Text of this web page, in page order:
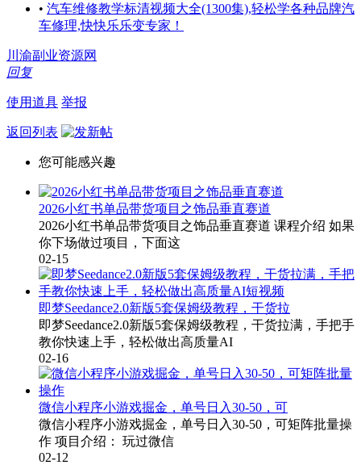
• 汽车维修教学标清视频大全(1300集),轻松学各种品牌汽
车修理,快快乐乐变专家！
川渝副业资源网
回复
使用道具 举报
返回列表
您可能感兴趣
2026小红书单品带货项目之饰品垂直赛道
2026小红书单品带货项目之饰品垂直赛道 课程介绍 如果
你下场做过项目，下面这
02-15
即梦Seedance2.0新版5套保姆级教程，干货拉
即梦Seedance2.0新版5套保姆级教程，干货拉满，手把手
教你快速上手，轻松做出高质量AI
02-16
微信小程序小游戏掘金，单号日入30-50，可
微信小程序小游戏掘金，单号日入30-50，可矩阵批量操
作 项目介绍： 玩过微信
02-12